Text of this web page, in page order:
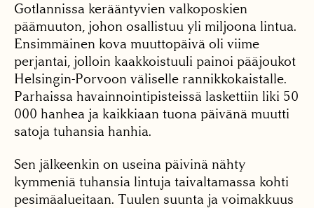
Gotlannissa kerääntyvien valkoposkien
päämuuton, johon osallistuu yli miljoona lintua.
Ensimmäinen kova muuttopäivä oli viime
perjantai, jolloin kaakkoistuuli painoi pääjoukot
Helsingin-Porvoon väliselle rannikkokaistalle.
Parhaissa havainnointipisteissä laskettiin liki 50
000 hanhea ja kaikkiaan tuona päivänä muutti
satoja tuhansia hanhia.
Sen jälkeenkin on useina päivinä nähty
kymmeniä tuhansia lintuja taivaltamassa kohti
pesimäalueitaan. Tuulen suunta ja voimakkuus